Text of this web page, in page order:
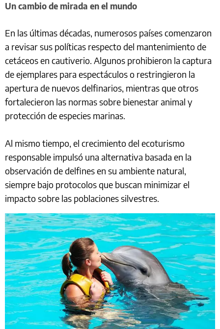
Un cambio de mirada en el mundo
En las últimas décadas, numerosos países comenzaron
a revisar sus políticas respecto del mantenimiento de
cetáceos en cautiverio. Algunos prohibieron la captura
de ejemplares para espectáculos o restringieron la
apertura de nuevos delfinarios, mientras que otros
fortalecieron las normas sobre bienestar animal y
protección de especies marinas.
Al mismo tiempo, el crecimiento del ecoturismo
responsable impulsó una alternativa basada en la
observación de delfines en su ambiente natural,
siempre bajo protocolos que buscan minimizar el
impacto sobre las poblaciones silvestres.